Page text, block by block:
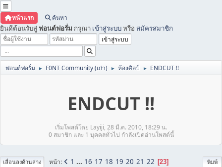
หน้าแรก ค้นหา
ยินดีต้อนรับสู่ ฟอนต์ฟอรั่ม กรุณา เข้าสู่ระบบหรือ สมัครสมาชิก
ฟอนต์ฟอรั่ม ► F0NT Community (เก่า) ► ห้องศิลป์ ► ENDCUT !!
ENDCUT !!
เริ่มโพสต์โดย Layiji, 28 มี.ค. 2010, 18:29 น.
0 สมาชิก และ 1 บุคคลทั่วไป กำลังเปิดอ่านโพสต์นี้
พิมพ์
เลื่อนลงด้านล่าง หน้า 1 ... 16 17 18 19 20 21 22 23